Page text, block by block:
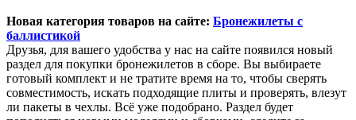
Новая категория товаров на сайте: Бронежилеты с
баллистикой
Друзья, для вашего удобства у нас на сайте появился новый
раздел для покупки бронежилетов в сборе. Вы выбираете
готовый комплект и не тратите время на то, чтобы сверять
совместимость, искать подходящие плиты и проверять, влезут
ли пакеты в чехлы. Всё уже подобрано. Раздел будет